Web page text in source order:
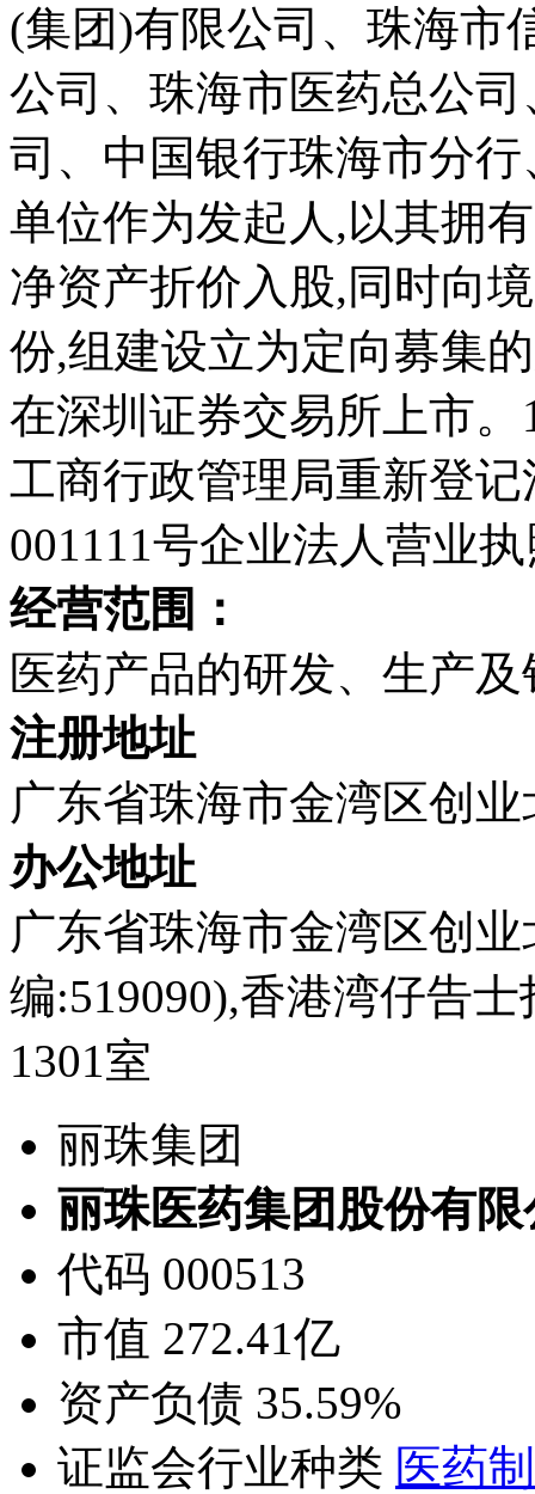
(集团)有限公司、珠海市
公司、珠海市医药总公
司、中国银行珠海市分
单位作为发起人,以其拥
净资产折价入股,同时向
份,组建设立为定向募集
在深圳证券交易所上市
工商行政管理局重新登
001111号企业法人营业
经营范围：
医药产品的研发、生产
注册地址
广东省珠海市金湾区创
办公地址
广东省珠海市金湾区创
编:519090),香港湾仔告
1301室
丽珠集团
丽珠医药集团股份有限
代码 000513
市值 272.41亿
资产负债 35.59%
证监会行业种类 医药